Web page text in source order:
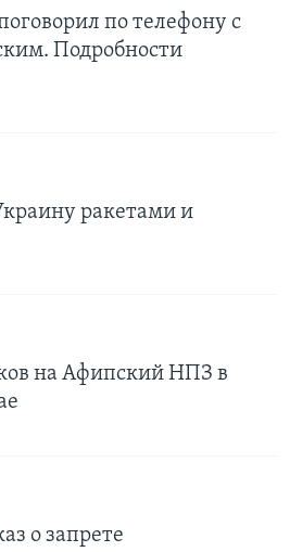
по телефону с
Подробности
ракетами и
на Афипский НПЗ в
о запрете